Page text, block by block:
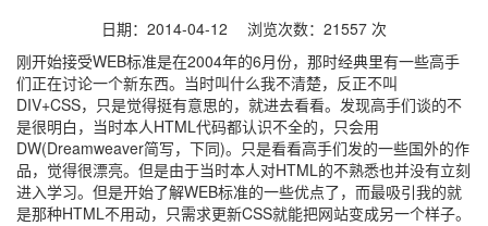
日期：2014-04-12 浏览次数：21557 次
刚开始接受WEB标准是在2004年的6月份，那时经典里有一些高手
们正在讨论一个新东西。当时叫什么我不清楚，反正不叫
DIV+CSS，只是觉得挺有意思的，就进去看看。发现高手们谈的不
是很明白，当时本人HTML代码都认识不全的，只会用
DW(Dreamweaver简写，下同)。只是看看高手们发的一些国外的作
品，觉得很漂亮。但是由于当时本人对HTML的不熟悉也并没有立刻
进入学习。但是开始了解WEB标准的一些优点了，而最吸引我的就
是那种HTML不用动，只需求更新CSS就能把网站变成另一个样子。